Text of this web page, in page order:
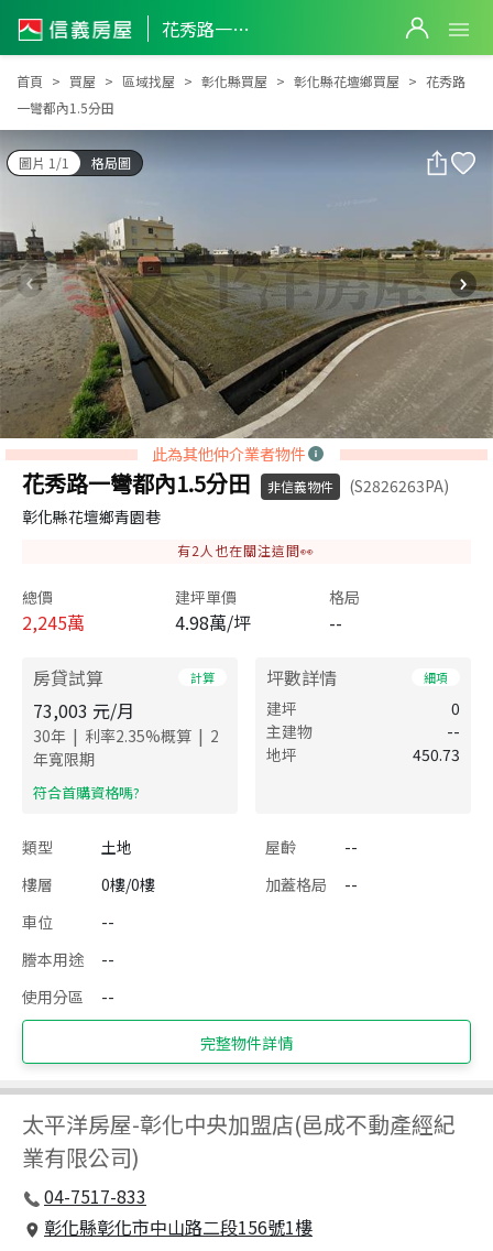
花秀路一彎都內1.5分田
花秀路一彎都內1.5分田
首頁 買屋 區域找屋 彰化縣買屋 彰化縣花壇鄉買屋
花秀路
一彎都內1.5分田
圖片 1/1 格局圖
此為其他仲介業者物件
花秀路一彎都內1.5分田 非信義物件
(S2826263PA)
彰化縣花壇鄉青園巷
有2 人也在關注這間👀
總價
2,245萬
建坪單價
4.98萬/坪
格局
--
房貸試算 計算
73,003 元/月
30年 | 利率2.35%概算 | 2
年寬限期
​符合首購資格嗎?
坪數詳情 細項
建坪
0
主建物
--
地坪
450.73
類型 土地 屋齡
--
樓層
0樓/0樓 加蓋格局
--
車位
--
謄本用途
--
使用分區
--
完整物件詳情
太平洋房屋-彰化中央加盟店(邑成不動產經紀
業有限公司)
04-7517-833
彰化縣彰化市中山路二段156號1樓